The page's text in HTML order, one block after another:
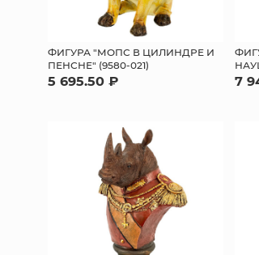
ФИГУРА "МОПС В ЦИЛИНДРЕ И
ПЕНСНЕ" (9580-021)
5 695.50 ₽ 7